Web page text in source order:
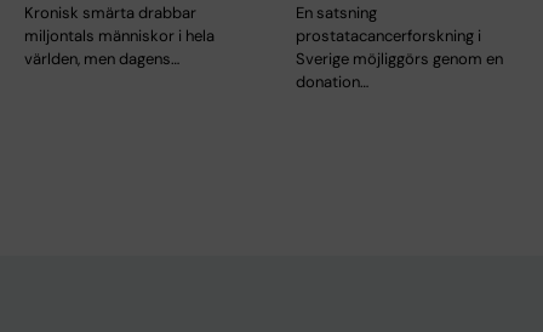
Kronisk smärta drabbar
miljontals människor i hela
världen, men dagens…
En satsning
prostatacancerforskning i
Sverige möjliggörs genom en
donation…